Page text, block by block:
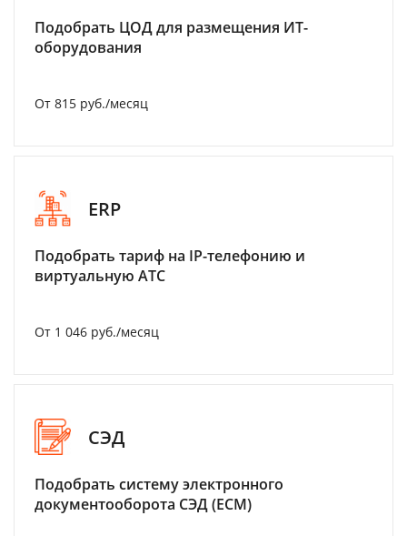
Подобрать ЦОД для размещения ИТ-
оборудования
От 815 руб./месяц
ERP
Подобрать тариф на IP-телефонию и
виртуальную АТС
От 1 046 руб./месяц
СЭД
Подобрать систему электронного
документооборота СЭД (ECM)